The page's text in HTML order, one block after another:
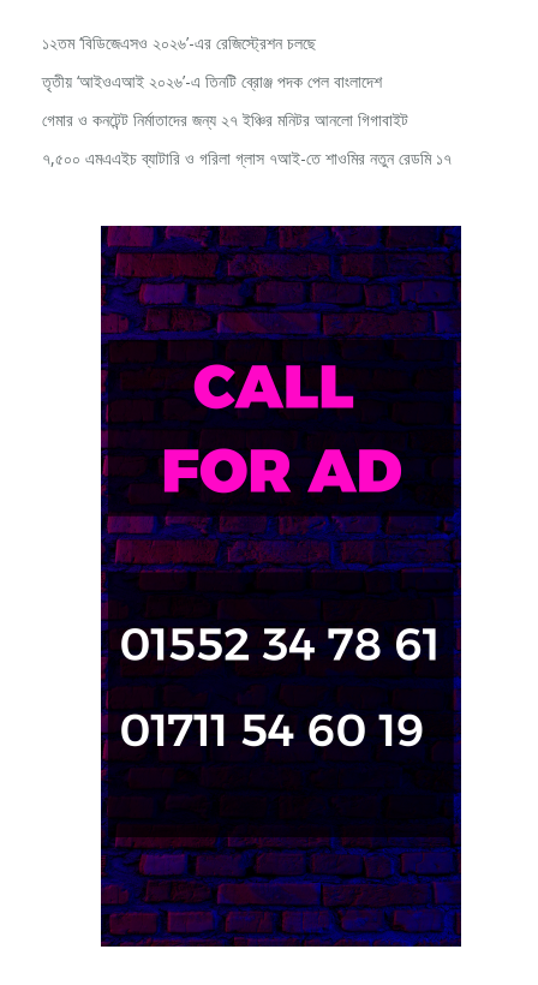
১২তম ‘বিডিজেএসও ২০২৬’-এর রেজিস্ট্রেশন চলছে
তৃতীয় ‘আইওএআই ২০২৬’-এ তিনটি ব্রোঞ্জ পদক পেল বাংলাদেশ
গেমার ও কনটেন্ট নির্মাতাদের জন্য ২৭ ইঞ্চির মনিটর আনলো গিগাবাইট